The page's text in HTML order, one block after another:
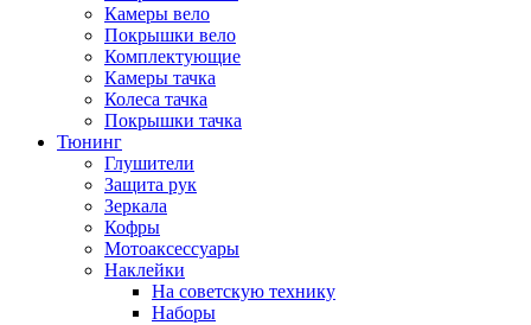
Камеры вело
Покрышки вело
Комплектующие
Камеры тачка
Колеса тачка
Покрышки тачка
Тюнинг
Глушители
Защита рук
Зеркала
Кофры
Мотоаксессуары
Наклейки
На советскую технику
Наборы